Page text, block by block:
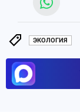
ЭКОЛОГИЯ